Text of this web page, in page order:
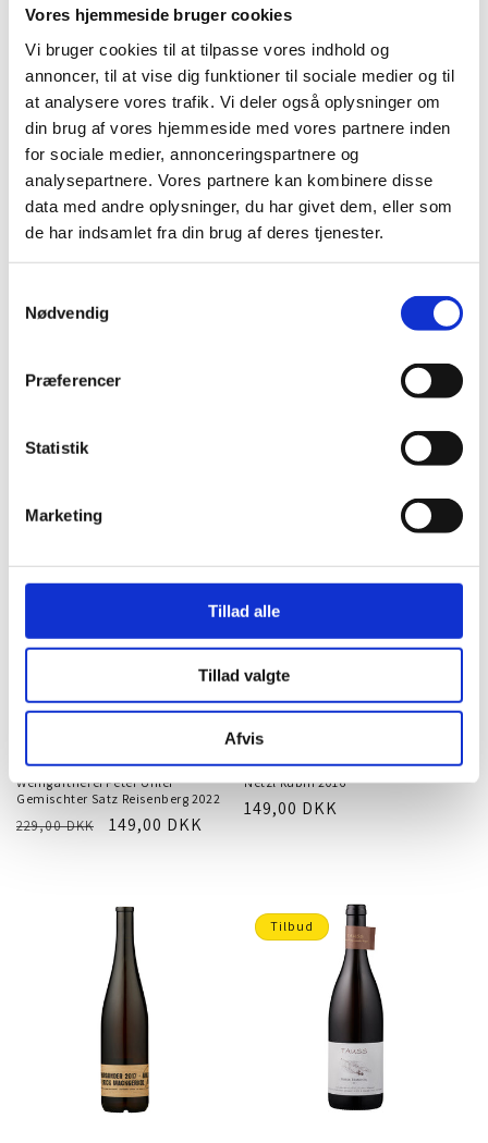
Vores hjemmeside bruger cookies
Vi bruger cookies til at tilpasse vores indhold og
annoncer, til at vise dig funktioner til sociale medier og til
at analysere vores trafik. Vi deler også oplysninger om
din brug af vores hjemmeside med vores partnere inden
for sociale medier, annonceringspartnere og
analysepartnere. Vores partnere kan kombinere disse
data med andre oplysninger, du har givet dem, eller som
de har indsamlet fra din brug af deres tjenester.
Nødvendig
Præferencer
Statistik
Marketing
Tillad alle
Tillad valgte
Afvis
Normalpris
225,00 DKK Tilbudspris
149,00 DKK Normalpris
199,00 DKK
Weingärtnerei Peter Uhler Grüner
Weingärtnerei Peter Uhler
Burgunder Cuvee Ried Ring 2020
Tilbud
Weingärtnerei Peter Uhler
Gemischter Satz Reisenberg 2022
Normalpris
229,00 DKK Tilbudspris
149,00 DKK
Netzl Rubin 2016
Normalpris
149,00 DKK
Tilbud